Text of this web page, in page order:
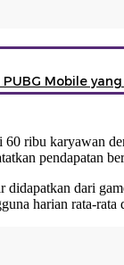
Mobile
ribu karyawan
pendapatan
dari
harian rata-